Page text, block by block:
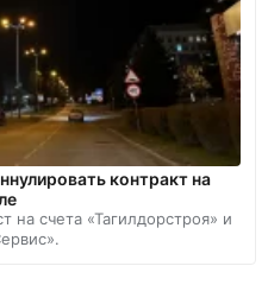
контракт на
на счета «Тагилдорстроя» и